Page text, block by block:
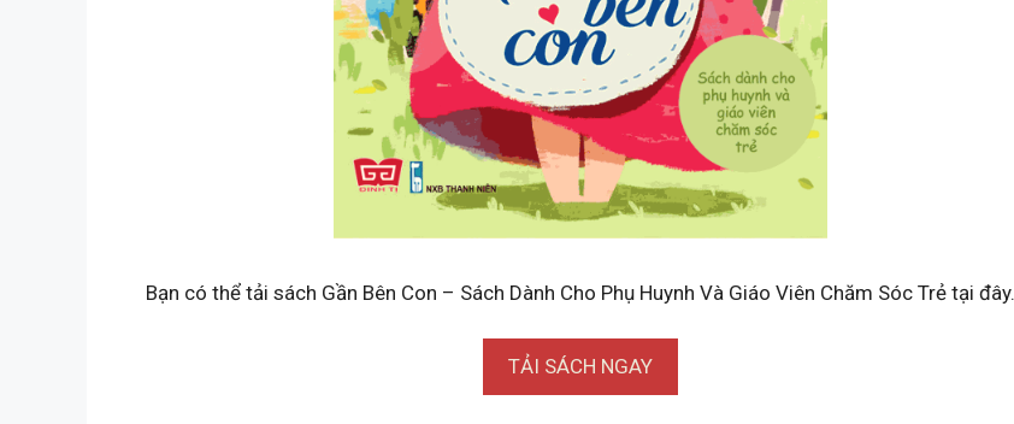
Bạn có thể tải sách Gần Bên Con – Sách Dành Cho Phụ Huynh Và Giáo Viên Chăm Sóc Trẻ tại đây.
TẢI SÁCH NGAY